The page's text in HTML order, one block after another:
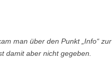
man über den Punkt „Info“ zur
damit aber nicht gegeben.